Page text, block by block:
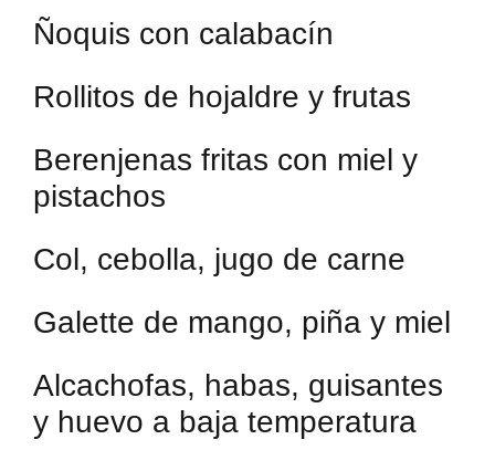
Ñoquis con calabacín
Rollitos de hojaldre y frutas
Berenjenas fritas con miel y
pistachos
Col, cebolla, jugo de carne
Galette de mango, piña y miel
Alcachofas, habas, guisantes
y huevo a baja temperatura